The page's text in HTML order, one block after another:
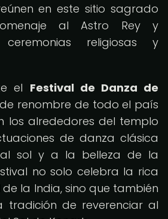
en este sitio sagrado
al Astro Rey y
religiosas y
el Festival de Danza de
renombre de todo el país
los alrededores del templo
de danza clásica
sol y a la belleza de la
no solo celebra la rica
la India, sino que también
tradición de reverenciar al